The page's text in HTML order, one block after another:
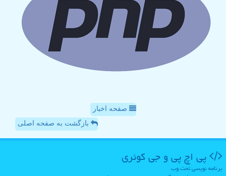
صفحه اخبار
بازگشت به صفحه اصلی
پی اچ پی و جی كوئری
برنامه نویسی تحت وب